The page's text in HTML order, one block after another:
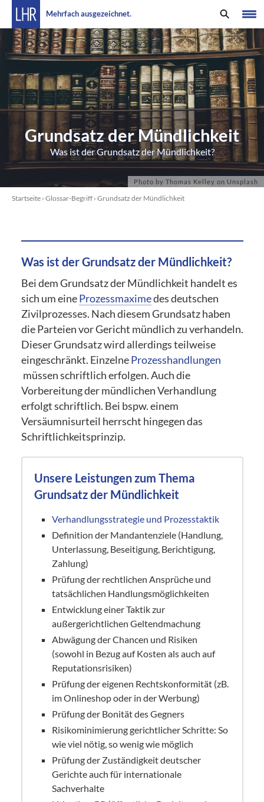
Mehrfach ausgezeichnet.
Grundsatz der Mündlichkeit
Was ist der Grundsatz der Mündlichkeit?
Startseite › Glossar-Begriff › Grundsatz der Mündlichkeit
Was ist der Grundsatz der Mündlichkeit?
Bei dem Grundsatz der Mündlichkeit handelt es
sich um eineProzessmaximedes deutschen
Zivilprozesses. Nach diesem Grundsatz haben
die Parteien vor Gericht mündlich zu verhandeln.
Dieser Grundsatz wird allerdings teilweise
eingeschränkt. EinzelneProzesshandlungen
müssen schriftlich erfolgen. Auch die
Vorbereitung der mündlichen Verhandlung
erfolgt schriftlich. Bei bspw. einem
Versäumnisurteil herrscht hingegen das
Schriftlichkeitsprinzip.
Unsere Leistungen zum Thema
Grundsatz der Mündlichkeit
Verhandlungsstrategie und Prozesstaktik
Definition der Mandantenziele (Handlung,
Unterlassung, Beseitigung, Berichtigung,
Zahlung)
Prüfung der rechtlichen Ansprüche und
tatsächlichen Handlungsmöglichkeiten
Entwicklung einer Taktik zur
außergerichtlichen Geltendmachung
Abwägung der Chancen und Risiken
(sowohl in Bezug auf Kosten als auch auf
Reputationsrisiken)
Prüfung der eigenen Rechtskonformität (zB.
im Onlineshop oder in der Werbung)
Prüfung der Bonität des Gegners
Risikominimierung gerichtlicher Schritte: So
wie viel nötig, so wenig wie möglich
Prüfung der Zuständigkeit deutscher
Gerichte auch für internationale
Sachverhalte